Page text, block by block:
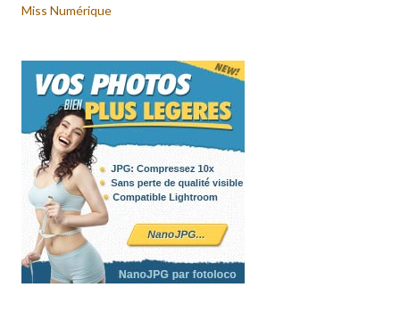
Miss Numérique